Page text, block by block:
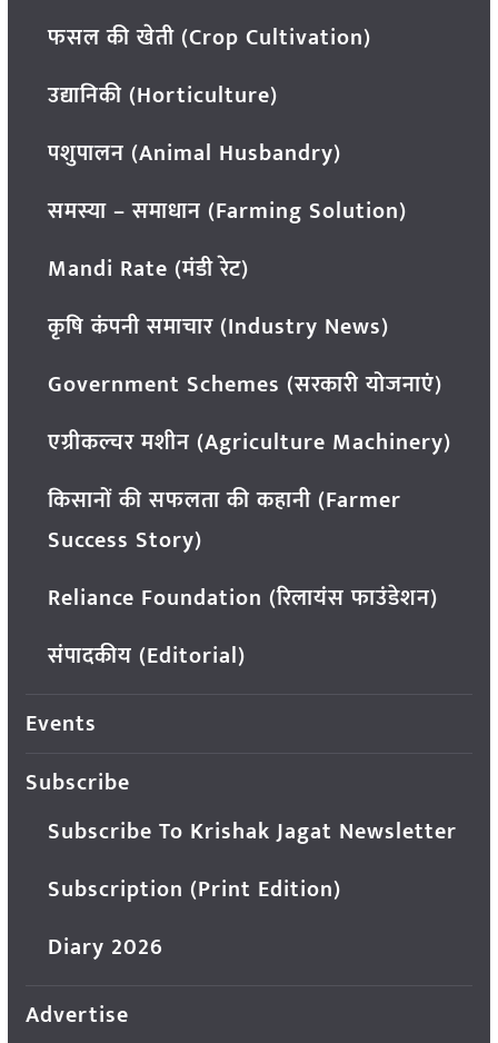
फसल की खेती (Crop Cultivation)
उद्यानिकी (Horticulture)
पशुपालन (Animal Husbandry)
समस्या – समाधान (Farming Solution)
Mandi Rate (मंडी रेट)
कृषि कंपनी समाचार (Industry News)
Government Schemes (सरकारी योजनाएं)
एग्रीकल्चर मशीन (Agriculture Machinery)
किसानों की सफलता की कहानी (Farmer
Success Story)
Reliance Foundation (रिलायंस फाउंडेशन)
संपादकीय (Editorial)
Events
Subscribe
Subscribe To Krishak Jagat Newsletter
Subscription (Print Edition)
Diary 2026
Advertise